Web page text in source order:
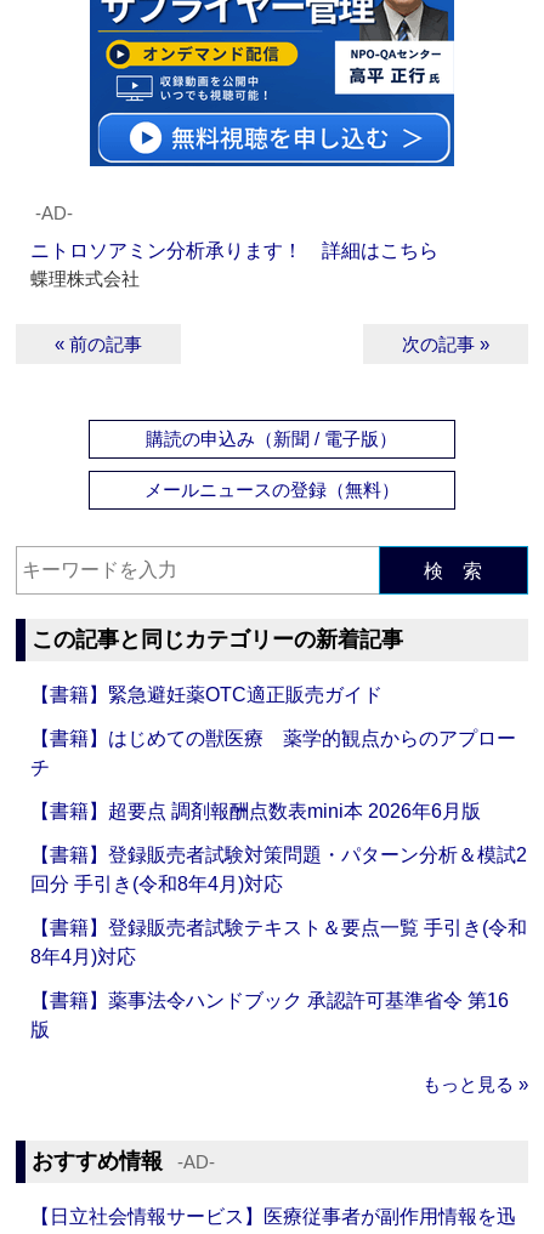
‐AD‐
ニトロソアミン分析承ります！ 詳細はこちら
蝶理株式会社
« 前の記事 次の記事 »
購読の申込み（新聞 / 電子版）
メールニュースの登録（無料）
検 索
この記事と同じカテゴリーの新着記事
【書籍】緊急避妊薬OTC適正販売ガイド
【書籍】はじめての獣医療 薬学的観点からのアプロー
チ
【書籍】超要点 調剤報酬点数表mini本 2026年6月版
【書籍】登録販売者試験対策問題・パターン分析＆模試2
回分 手引き(令和8年4月)対応
【書籍】登録販売者試験テキスト＆要点一覧 手引き(令和
8年4月)対応
【書籍】薬事法令ハンドブック 承認許可基準省令 第16
版
もっと見る »
おすすめ情報 ‐AD‐
【日立社会情報サービス】医療従事者が副作用情報を迅